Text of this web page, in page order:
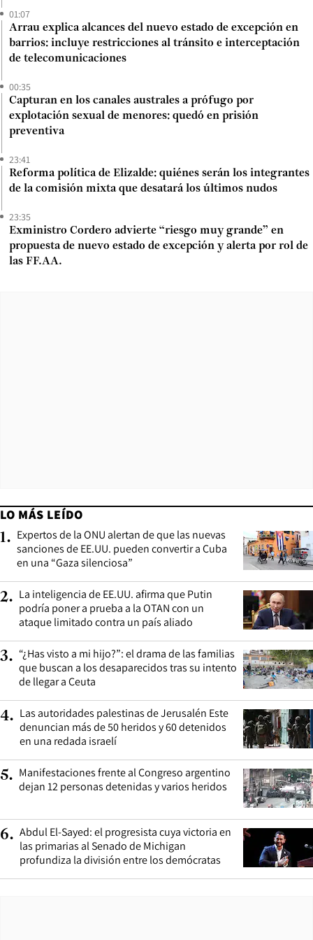
01:07
Arrau explica alcances del nuevo estado de excepción en
barrios: incluye restricciones al tránsito e interceptación
de telecomunicaciones
00:35
Capturan en los canales australes a prófugo por
explotación sexual de menores: quedó en prisión
preventiva
23:41
Reforma política de Elizalde: quiénes serán los integrantes
de la comisión mixta que desatará los últimos nudos
23:35
Exministro Cordero advierte “riesgo muy grande” en
propuesta de nuevo estado de excepción y alerta por rol de
las FF.AA.
LO MÁS LEÍDO
1. Expertos de la ONU alertan de que las nuevas
sanciones de EE.UU. pueden convertir a Cuba
en una “Gaza silenciosa”
2. La inteligencia de EE.UU. afirma que Putin
podría poner a prueba a la OTAN con un
ataque limitado contra un país aliado
3. “¿Has visto a mi hijo?”: el drama de las familias
que buscan a los desaparecidos tras su intento
de llegar a Ceuta
4. Las autoridades palestinas de Jerusalén Este
denuncian más de 50 heridos y 60 detenidos
en una redada israelí
5. Manifestaciones frente al Congreso argentino
dejan 12 personas detenidas y varios heridos
6. Abdul El-Sayed: el progresista cuya victoria en
las primarias al Senado de Michigan
profundiza la división entre los demócratas